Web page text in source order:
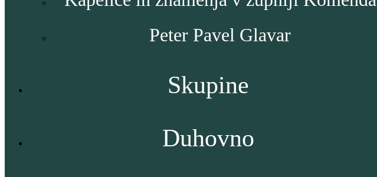
Peter Pavel Glavar
Skupine
Duhovno